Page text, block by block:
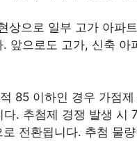
상으로 일부 고가 아파
앞으로도 고가, 신축
85 이하인 경우 가점
. 추첨제 경쟁 발생 시
전환됩니다. 추첨 물